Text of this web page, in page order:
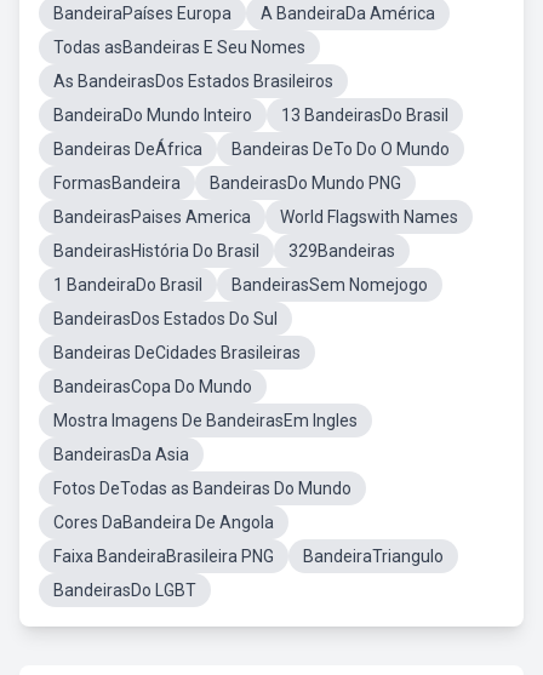
BandeiraPaíses Europa
A BandeiraDa América
Todas asBandeiras E Seu Nomes
As BandeirasDos Estados Brasileiros
BandeiraDo Mundo Inteiro
13 BandeirasDo Brasil
Bandeiras DeÁfrica
Bandeiras DeTo Do O Mundo
FormasBandeira
BandeirasDo Mundo PNG
BandeirasPaises America
World Flagswith Names
BandeirasHistória Do Brasil
329Bandeiras
1 BandeiraDo Brasil
BandeirasSem Nomejogo
BandeirasDos Estados Do Sul
Bandeiras DeCidades Brasileiras
BandeirasCopa Do Mundo
Mostra Imagens De BandeirasEm Ingles
BandeirasDa Asia
Fotos DeTodas as Bandeiras Do Mundo
Cores DaBandeira De Angola
Faixa BandeiraBrasileira PNG
BandeiraTriangulo
BandeirasDo LGBT